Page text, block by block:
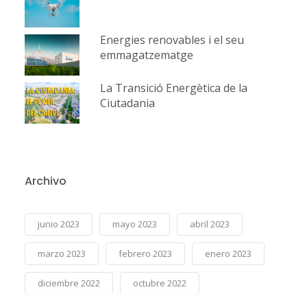
Energies renovables i el seu
emmagatzematge
La Transició Energètica de la
Ciutadania
Archivo
junio 2023 mayo 2023 abril 2023
marzo 2023 febrero 2023 enero 2023
diciembre 2022 octubre 2022